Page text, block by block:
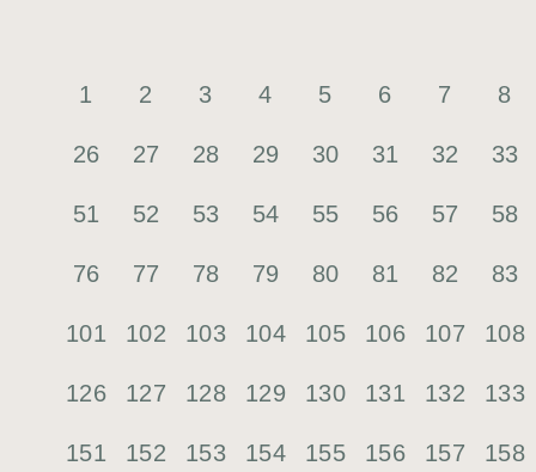
1 2 3 4 5 6 7 8
26 27 28 29 30 31 32 33
51 52 53 54 55 56 57 58
76 77 78 79 80 81 82 83
101 102 103 104 105 106 107 108
126 127 128 129 130 131 132 133
151 152 153 154 155 156 157 158